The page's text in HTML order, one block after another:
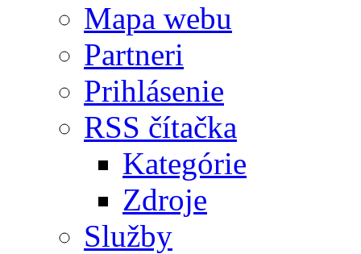
Mapa webu
Partneri
Prihlásenie
RSS čítačka
Kategórie
Zdroje
Služby